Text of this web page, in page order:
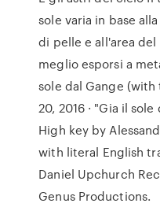
sole varia in base
di pelle e all'area
meglio esporsi a
sole dal Gange (with
20, 2016 · "Gia il
High key by
with literal English
Daniel Upchurch
Genus Productions.